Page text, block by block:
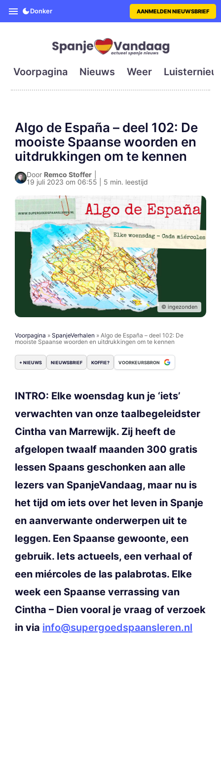
SpanjeVandaag is de eerste
Donker AANMELDEN NIEUWSBRIEF
Voorpagina Nieuws Weer
Algo de España – deel 102: De
mooiste Spaanse woorden en
uitdrukkingen om te kennen
Door Remco Stoffer
19 juli 2023 om 06:55 | 5 min. leestijd
© ingezonden
Voorpagina » SpanjeVerhalen » Algo de España – deel 102: De
mooiste Spaanse woorden en uitdrukkingen om te kennen
+ NIEUWS NIEUWSBRIEF KOFFIE? VOORKEURSBRON
INTRO: Elke woensdag kun je ‘iets’
verwachten van onze taalbegeleidster
Cintha van Marrewijk. Zij heeft de
afgelopen twaalf maanden 300 gratis
lessen Spaans geschonken aan alle
lezers van SpanjeVandaag, maar nu is
het tijd om iets over het leven in Spanje
en aanverwante onderwerpen uit te
leggen. Een Spaanse gewoonte, een
gebruik. Iets actueels, een verhaal of
een miércoles de las palabrotas. Elke
week een Spaanse verrassing van
Cintha – Dien vooral je vraag of verzoek
in via info@supergoedspaansleren.nl